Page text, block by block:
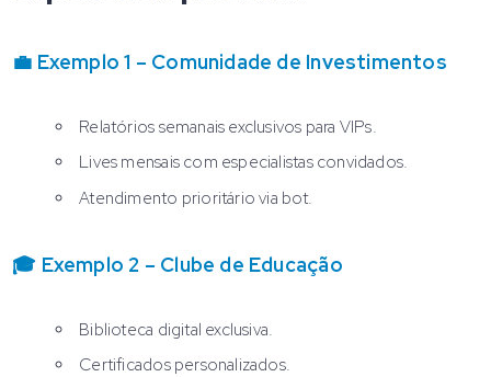
💼 Exemplo 1 – Comunidade de Investimentos
Relatórios semanais exclusivos para VIPs.
Lives mensais com especialistas convidados.
Atendimento prioritário via bot.
🎓 Exemplo 2 – Clube de Educação
Biblioteca digital exclusiva.
Certificados personalizados.